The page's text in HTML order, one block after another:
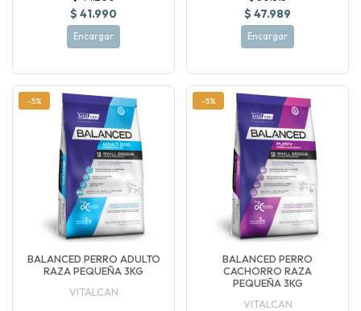
$ 41.990
Encargar
$ 47.989
Encargar
-5%
BALANCED PERRO ADULTO
RAZA PEQUEÑA 3KG
VITALCAN
-5%
BALANCED PERRO
CACHORRO RAZA
PEQUEÑA 3KG
VITALCAN